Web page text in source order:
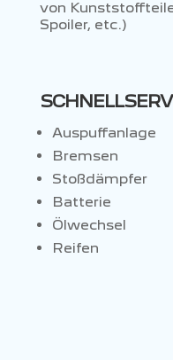
von
Spoiler, etc.)
Auspuffanlage
Bremsen
Stoßdämpfer
Batterie
Ölwechsel
Reifen